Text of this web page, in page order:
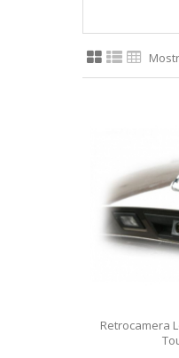
Retrocamera